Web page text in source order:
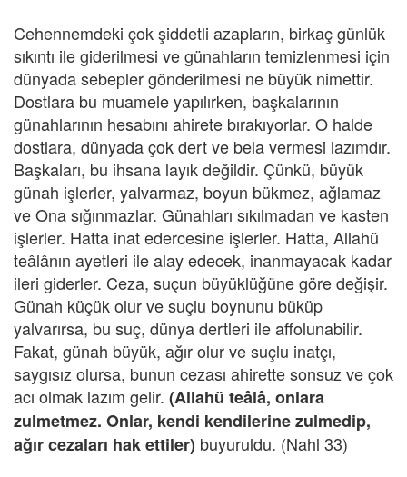
Cehennemdeki çok şiddetli azapların, birkaç günlük
sıkıntı ile giderilmesi ve günahların temizlenmesi için
dünyada sebepler gönderilmesi ne büyük nimettir.
Dostlara bu muamele yapılırken, başkalarının
günahlarının hesabını ahirete bırakıyorlar. O halde
dostlara, dünyada çok dert ve bela vermesi lazımdır.
Başkaları, bu ihsana layık değildir. Çünkü, büyük
günah işlerler, yalvarmaz, boyun bükmez, ağlamaz
ve Ona sığınmazlar. Günahları sıkılmadan ve kasten
işlerler. Hatta inat edercesine işlerler. Hatta, Allahü
teâlânın ayetleri ile alay edecek, inanmayacak kadar
ileri giderler. Ceza, suçun büyüklüğüne göre değişir.
Günah küçük olur ve suçlu boynunu büküp
yalvarırsa, bu suç, dünya dertleri ile affolunabilir.
Fakat, günah büyük, ağır olur ve suçlu inatçı,
saygısız olursa, bunun cezası ahirette sonsuz ve çok
acı olmak lazım gelir. (Allahü teâlâ, onlara
zulmetmez. Onlar, kendi kendilerine zulmedip,
ağır cezaları hak ettiler) buyuruldu. (Nahl 33)